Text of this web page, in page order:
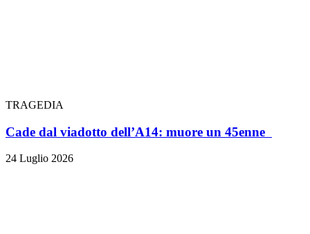
TRAGEDIA
Cade dal viadotto dell’A14: muore un 45enne
24 Luglio 2026